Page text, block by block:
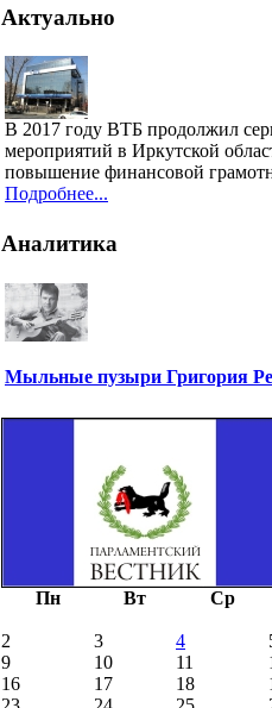
Актуально
В 2017 году ВТБ продолжил
мероприятий в Иркутской
повышение финансовой
Подробнее...
Аналитика
Мыльные пузыри Григория
Пн Вт Ср
2
3 4
9
10 11
16
17 18